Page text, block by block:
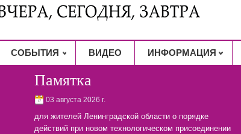
СОБЫТИЯ ВИДЕО ИНФОРМАЦИЯ
Памятка
03 августа 2026 г.
для жителей Ленинградской области о порядке
действий при новом технологическом присоединении